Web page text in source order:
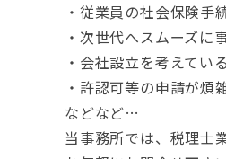
・従業員の社会保険手
・次世代へスムーズに
・会社設立を考えている
・許認可等の申請が煩
などなど…
当事務所では、税理士